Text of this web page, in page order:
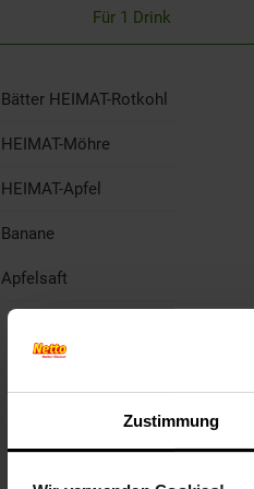
Zustimmung
Für 1 Drink
Bätter HEIMAT-Rotkohl
HEIMAT-Möhre
HEIMAT-Apfel
Banane
Apfelsaft